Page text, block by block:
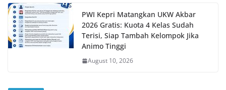
PWI Kepri Matangkan UKW Akbar
2026 Gratis: Kuota 4 Kelas Sudah
Terisi, Siap Tambah Kelompok Jika
Animo Tinggi
August 10, 2026